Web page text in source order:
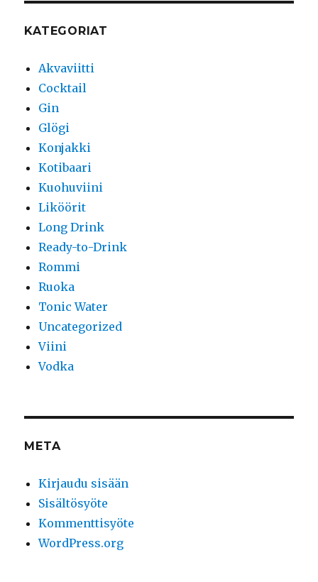
KATEGORIAT
Akvaviitti
Cocktail
Gin
Glögi
Konjakki
Kotibaari
Kuohuviini
Liköörit
Long Drink
Ready-to-Drink
Rommi
Ruoka
Tonic Water
Uncategorized
Viini
Vodka
META
Kirjaudu sisään
Sisältösyöte
Kommenttisyöte
WordPress.org